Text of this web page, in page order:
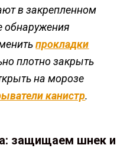
в закрепленном
обнаружения
прокладки
плотно закрыть
на морозе
канистр.
защищаем шнек и